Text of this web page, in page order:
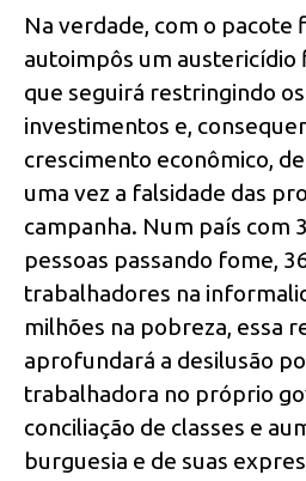
Na verdade, com o pacote
autoimpôs um austericídio
que seguirá restringindo os
investimentos e,
crescimento econômico,
uma vez a falsidade das
campanha. Num país com
pessoas passando fome,
trabalhadores na
milhões na pobreza, essa
aprofundará a desilusão
trabalhadora no próprio
conciliação de classes e
burguesia e de suas